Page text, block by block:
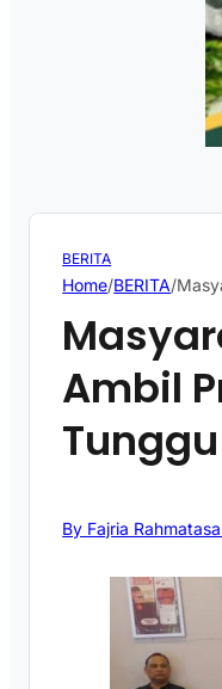
BERITA
Home/BERITA/
Ambil
By Fajria